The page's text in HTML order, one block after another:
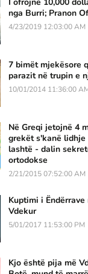
nga Burri; Pranon
4/23/2019 12:03:00 AM
7 bimët mjekësore
parazit në trupin e
10/01/2014 11:36:00
Në Greqi jetojnë 4
grekët s'kanë lidhje
lashtë - dalin
ortodokse
2/21/2015 07:52:00 AM
Kuptimi i
Vdekur
5/01/2017 11:53:00 PM
Kjo është pija më